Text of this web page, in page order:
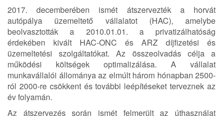
2017. decemberében ismét átszervezték a horvát
autópálya üzemeltető vállalatot (HAC), amelybe
beolvasztották a 2010.01.01. a privatizálhatóság
érdekében kivált HAC-ONC és ARZ díjfizetési és
üzemeltetési szolgáltatókat. Az összeolvadás célja a
működési költségek optimalizálása. A vállalat
munkavállalói állománya az elmúlt három hónapban 2500-
ról 2000-re csökkent és további leépítéseket terveznek az
év folyamán.
Az átszervezés során ismét felmerült az úthasználat